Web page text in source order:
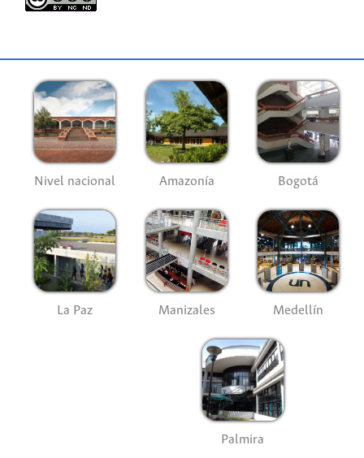
Nivel nacional Amazonía Bogotá
La Paz Manizales Medellín
Palmira